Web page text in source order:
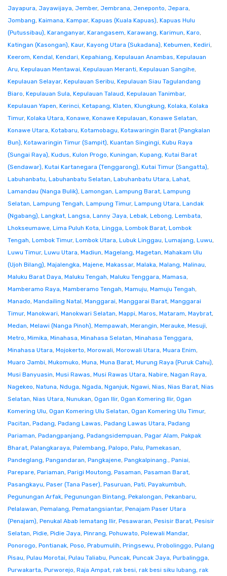
Jayapura, Jayawijaya, Jember, Jembrana, Jeneponto, Jepara,
Jombang, Kaimana, Kampar, Kapuas (Kuala Kapuas), Kapuas Hulu
(Putussibau), Karanganyar, Karangasem, Karawang, Karimun, Karo,
Katingan (Kasongan), Kaur, Kayong Utara (Sukadana), Kebumen, Kediri,
Keerom, Kendal, Kendari, Kepahiang, Kepulauan Anambas, Kepulauan
Aru, Kepulauan Mentawai, Kepulauan Meranti, Kepulauan Sangihe,
Kepulauan Selayar, Kepulauan Seribu, Kepulauan Siau Tagulandang
Biaro, Kepulauan Sula, Kepulauan Talaud, Kepulauan Tanimbar,
Kepulauan Yapen, Kerinci, Ketapang, Klaten, Klungkung, Kolaka, Kolaka
Timur, Kolaka Utara, Konawe, Konawe Kepulauan, Konawe Selatan,
Konawe Utara, Kotabaru, Kotamobagu, Kotawaringin Barat (Pangkalan
Bun), Kotawaringin Timur (Sampit), Kuantan Singingi, Kubu Raya
(Sungai Raya), Kudus, Kulon Progo, Kuningan, Kupang, Kutai Barat
(Sendawar), Kutai Kartanegara (Tenggarong), Kutai Timur (Sangatta),
Labuhanbatu, Labuhanbatu Selatan, Labuhanbatu Utara, Lahat,
Lamandau (Nanga Bulik), Lamongan, Lampung Barat, Lampung
Selatan, Lampung Tengah, Lampung Timur, Lampung Utara, Landak
(Ngabang), Langkat, Langsa, Lanny Jaya, Lebak, Lebong, Lembata,
Lhokseumawe, Lima Puluh Kota, Lingga, Lombok Barat, Lombok
Tengah, Lombok Timur, Lombok Utara, Lubuk Linggau, Lumajang, Luwu,
Luwu Timur, Luwu Utara, Madiun, Magelang, Magetan, Mahakam Ulu
(Ujoh Bilang), Majalengka, Majene, Makassar, Malaka, Malang, Malinau,
Maluku Barat Daya, Maluku Tengah, Maluku Tenggara, Mamasa,
Mamberamo Raya, Mamberamo Tengah, Mamuju, Mamuju Tengah,
Manado, Mandailing Natal, Manggarai, Manggarai Barat, Manggarai
Timur, Manokwari, Manokwari Selatan, Mappi, Maros, Mataram, Maybrat,
Medan, Melawi (Nanga Pinoh), Mempawah, Merangin, Merauke, Mesuji,
Metro, Mimika, Minahasa, Minahasa Selatan, Minahasa Tenggara,
Minahasa Utara, Mojokerto, Morowali, Morowali Utara, Muara Enim,
Muaro Jambi, Mukomuko, Muna, Muna Barat, Murung Raya (Puruk Cahu),
Musi Banyuasin, Musi Rawas, Musi Rawas Utara, Nabire, Nagan Raya,
Nagekeo, Natuna, Nduga, Ngada, Nganjuk, Ngawi, Nias, Nias Barat, Nias
Selatan, Nias Utara, Nunukan, Ogan Ilir, Ogan Komering Ilir, Ogan
Komering Ulu, Ogan Komering Ulu Selatan, Ogan Komering Ulu Timur,
Pacitan, Padang, Padang Lawas, Padang Lawas Utara, Padang
Pariaman, Padangpanjang, Padangsidempuan, Pagar Alam, Pakpak
Bharat, Palangkaraya, Palembang, Palopo, Palu, Pamekasan,
Pandeglang, Pangandaran, Pangkajene, Pangkalpinang., Paniai,
Parepare, Pariaman, Parigi Moutong, Pasaman, Pasaman Barat,
Pasangkayu, Paser (Tana Paser), Pasuruan, Pati, Payakumbuh,
Pegunungan Arfak, Pegunungan Bintang, Pekalongan, Pekanbaru,
Pelalawan, Pemalang, Pematangsiantar, Penajam Paser Utara
(Penajam), Penukal Abab lematang Ilir, Pesawaran, Pesisir Barat, Pesisir
Selatan, Pidie, Pidie Jaya, Pinrang, Pohuwato, Polewali Mandar,
Ponorogo, Pontianak, Poso, Prabumulih, Pringsewu, Probolinggo, Pulang
Pisau, Pulau Morotai, Pulau Taliabu, Puncak, Puncak Jaya, Purbalingga,
Purwakarta, Purworejo, Raja Ampat, rak besi, rak besi siku lubang, rak